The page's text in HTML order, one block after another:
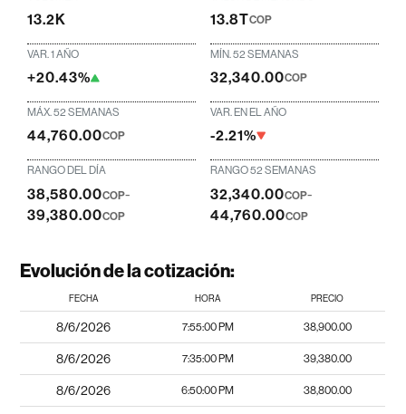
13.2K 13.8TCOP
VAR. 1 AÑO
+20.43%
MÍN. 52 SEMANAS
32,340.00COP
MÁX. 52 SEMANAS
44,760.00COP
VAR. EN EL AÑO
-2.21%
RANGO DEL DÍA
38,580.00COP-
39,380.00COP
RANGO 52 SEMANAS
32,340.00COP-
44,760.00COP
Evolución de la cotización:
FECHA HORA PRECIO
8/6/2026 7:55:00 PM 38,900.00
8/6/2026 7:35:00 PM 39,380.00
8/6/2026 6:50:00 PM 38,800.00